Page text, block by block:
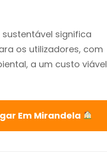
significa
os utilizadores, com
a um custo viável
Em Mirandela